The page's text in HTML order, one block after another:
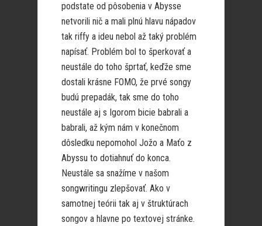
podstate od pôsobenia v Abysse
netvorili nič a mali plnú hlavu nápadov
tak riffy a ideu nebol až taký problém
napísať. Problém bol to šperkovať a
neustále do toho šprtať, keďže sme
dostali krásne FOMO, že prvé songy
budú prepadák, tak sme do toho
neustále aj s Igorom bicie babrali a
babrali, až kým nám v konečnom
dôsledku nepomohol Jožo a Maťo z
Abyssu to dotiahnuť do konca.
Neustále sa snažíme v našom
songwritingu zlepšovať. Ako v
samotnej teórii tak aj v štruktúrach
songov a hlavne po textovej stránke.